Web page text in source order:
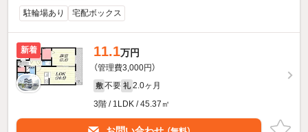
駐輪場あり 宅配ボックス
新着 11.1万円
（管理費3,000円）
敷 不要 礼 2.0ヶ月
3階 / 1LDK / 45.37㎡